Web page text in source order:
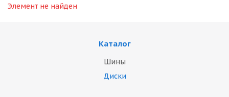
Элемент не найден
Каталог
Шины
Диски